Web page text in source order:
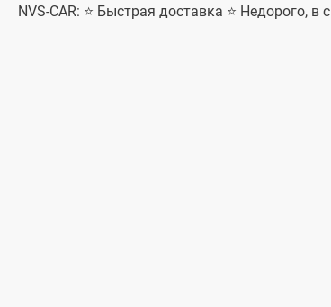
NVS-CAR: ⭐ Быстрая доставка ⭐ Недорого,